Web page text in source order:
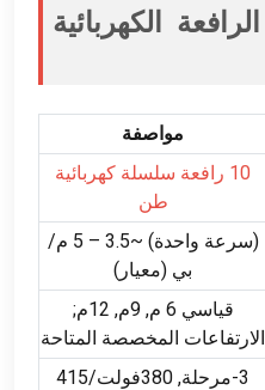
مواصفة
10 رافعة سلسلة كهربائية
طن
(سرعة واحدة) ~3.5 – 5 م/
بي (معيار)
قياسي 6 م, 9م, 12م;
الارتفاعات المخصصة المتاحة
3-مرحلة, 380فولت/415